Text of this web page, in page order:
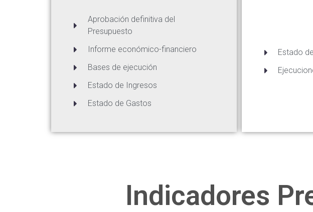
Aprobación definitiva del
Presupuesto
Informe económico-financiero
Bases de ejecución
Estado de Ingresos
Estado de Gastos
Estado
Indicadores